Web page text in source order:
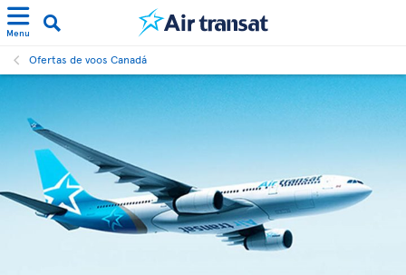
Menu
Ofertas de voos Canadá